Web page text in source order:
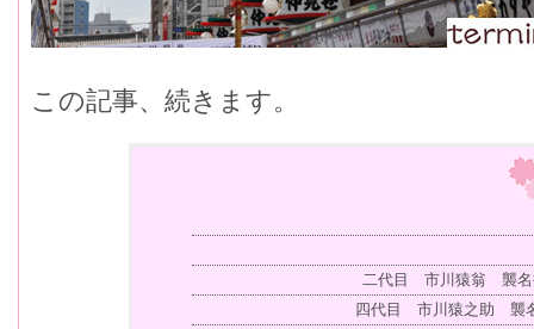
この記事、続きます。
二代目 市川猿翁 襲名
四代目 市川猿之助 襲